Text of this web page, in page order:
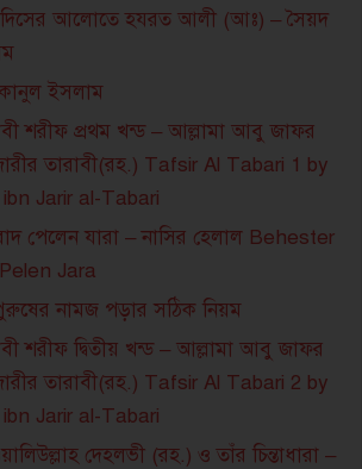
আলোতে হযরত আলী (আঃ) – সৈয়দ
ইসলাম
শরীফ প্রথম খন্ড – আল্লামা আবু জাফর
তারাবী(রহ.) Tafsir Al Tabari 1 by
Jarir al-Tabari
পেলেন যারা – নাসির হেলাল Behester
Jara
নামজ পড়ার সঠিক নিয়ম
শরীফ দ্বিতীয় খন্ড – আল্লামা আবু জাফর
তারাবী(রহ.) Tafsir Al Tabari 2 by
Jarir al-Tabari
দেহলভী (রহ.) ও তাঁর চিন্তাধারা –